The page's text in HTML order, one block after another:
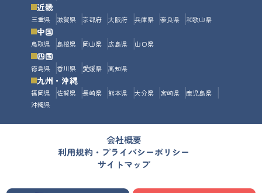
近畿
三重県 滋賀県 京都府 大阪府 兵庫県 奈良県 和歌山県
中国
鳥取県 島根県 岡山県 広島県 山口県
四国
徳島県 香川県 愛媛県 高知県
九州・沖縄
福岡県 佐賀県 長崎県 熊本県 大分県 宮崎県
鹿児島県
沖縄県
会社概要
利用規約・プライバシーポリシー
サイトマップ